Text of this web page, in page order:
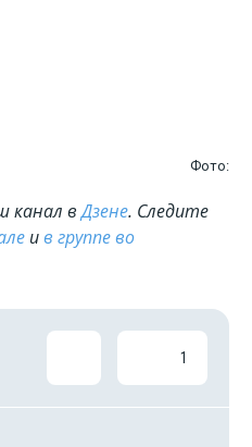
Фото:
канал вДзене. Cледите
ив группе во
1